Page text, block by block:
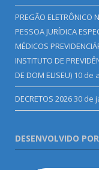
PREGÃO ELETRÔNICO
PESSOA JURÍDICA
MÉDICOS
INSTITUTO DE
DE DOM ELISEU) 10 de
DECRETOS 202630 de
DESENVOLVIDO